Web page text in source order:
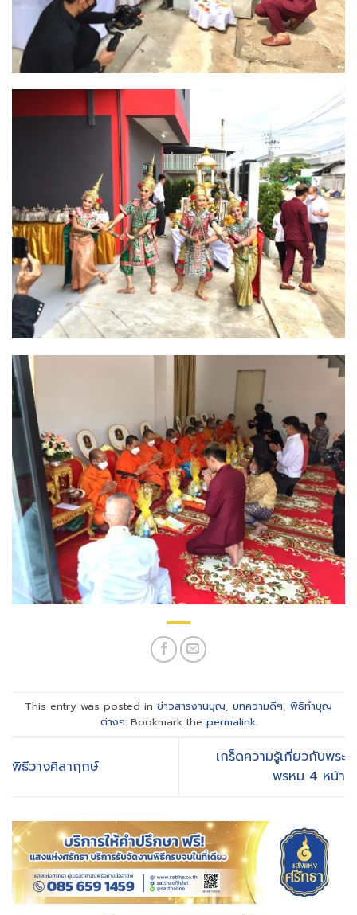
This entry was posted in ข่าวสารงานบุญ, บทความดีๆ, พิธิทำบุญ
ต่างๆ. Bookmark the permalink.
พิธีวางศิลาฤกษ์
เกร็ดความรู้เกี่ยวกับพระ
พรหม 4 หน้า